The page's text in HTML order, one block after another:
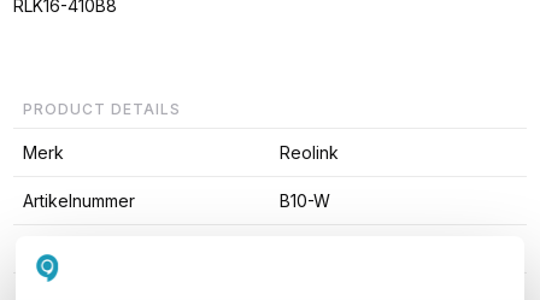
RLK16-410B8
PRODUCT DETAILS
Merk Reolink
Artikelnummer B10-W